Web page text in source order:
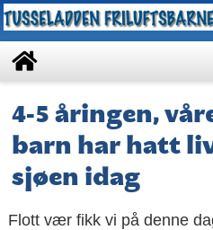
4-5 åringen,
barn har hatt
sjøen idag
Flott vær fikk vi på denne